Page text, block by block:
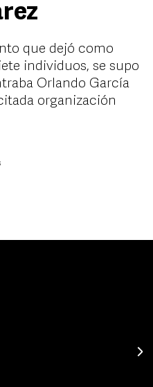
que dejó como
individuos, se supo
Orlando García
organización